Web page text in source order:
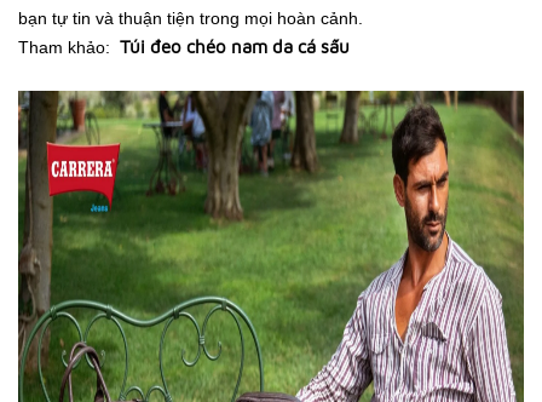
bạn tự tin và thuận tiện trong mọi hoàn cảnh.
Tham khảo: Túi đeo chéo nam da cá sấu